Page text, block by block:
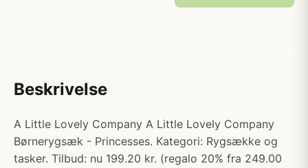
Beskrivelse
A Little Lovely Company A Little Lovely Company
Børnerygsæk - Princesses. Kategori: Rygsække og
tasker. Tilbud: nu 199.20 kr. (regalo 20% fra 249.00